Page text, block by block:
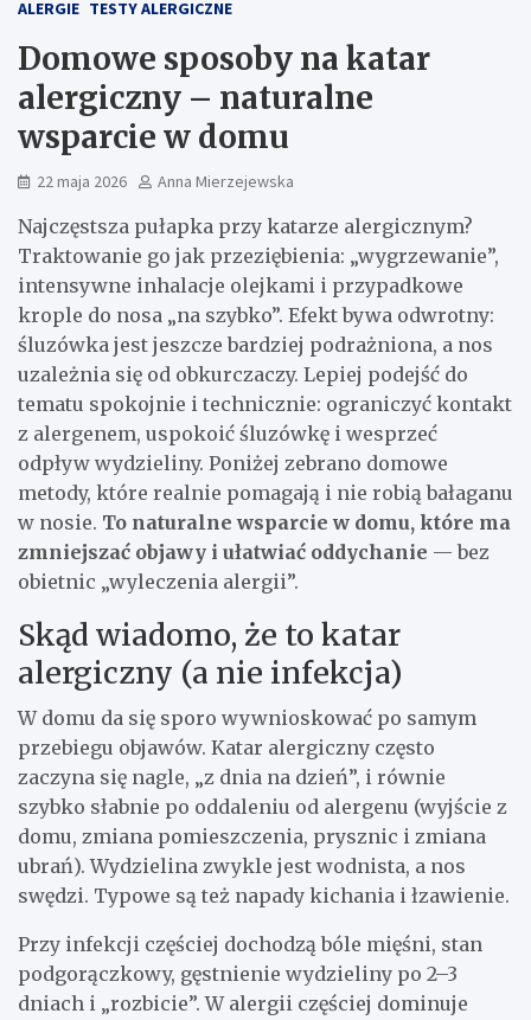
ALERGIE TESTY ALERGICZNE
Domowe sposoby na katar
alergiczny – naturalne
wsparcie w domu
22 maja 2026 Anna Mierzejewska
Najczęstsza pułapka przy katarze alergicznym?
Traktowanie go jak przeziębienia: „wygrzewanie”,
intensywne inhalacje olejkami i przypadkowe
krople do nosa „na szybko”. Efekt bywa odwrotny:
śluzówka jest jeszcze bardziej podrażniona, a nos
uzależnia się od obkurczaczy. Lepiej podejść do
tematu spokojnie i technicznie: ograniczyć kontakt
z alergenem, uspokoić śluzówkę i wesprzeć
odpływ wydzieliny. Poniżej zebrano domowe
metody, które realnie pomagają i nie robią bałaganu
w nosie. To naturalne wsparcie w domu, które ma
zmniejszać objawy i ułatwiać oddychanie — bez
obietnic „wyleczenia alergii”.
Skąd wiadomo, że to katar
alergiczny (a nie infekcja)
W domu da się sporo wywnioskować po samym
przebiegu objawów. Katar alergiczny często
zaczyna się nagle, „z dnia na dzień”, i równie
szybko słabnie po oddaleniu od alergenu (wyjście z
domu, zmiana pomieszczenia, prysznic i zmiana
ubrań). Wydzielina zwykle jest wodnista, a nos
swędzi. Typowe są też napady kichania i łzawienie.
Przy infekcji częściej dochodzą bóle mięśni, stan
podgorączkowy, gęstnienie wydzieliny po 2–3
dniach i „rozbicie”. W alergii częściej dominuje